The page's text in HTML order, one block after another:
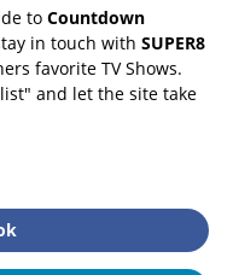
to Countdown
in touch with SUPER8
favorite TV Shows.
and let the site take